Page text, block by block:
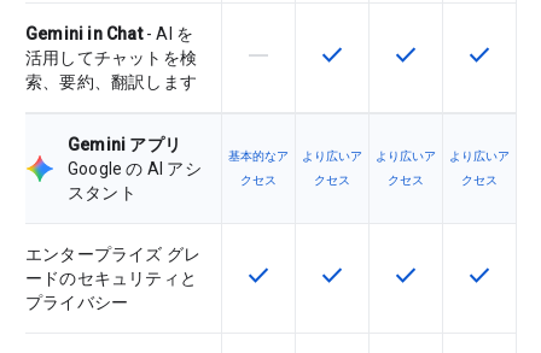
Gemini in Chat- AI を
活用してチャットを検
索、要約、翻訳します
この機能は該当の SKU でサポー
horizontal_rule この機能は該当の SKU
check この機能は該当
check この機
check
Gemini アプリ
Google の AI アシ
スタント
基本的なア
クセス
より広いア
クセス
より広いア
クセス
より広いア
クセス
エンタープライズ グレ
ードのセキュリティと
プライバシー
この機能は該当の SKU で利用で
check この機能は該当の SKU
check この機能は該当
check この機
check